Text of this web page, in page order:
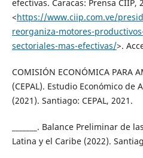
efectivas. Caracas: Prensa CIIP,
<https://www.ciip.com.ve/
reorganiza-motores-
sectoriales-mas-efectivas/>.
COMISIÓN ECONÓMICA PARA
(CEPAL). Estudio Económico de
(2021). Santiago: CEPAL, 2021.
_______. Balance Preliminar de
Latina y el Caribe (2022).